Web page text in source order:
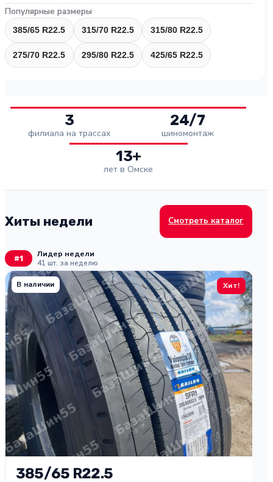
Популярные размеры
385/65 R22.5 315/70 R22.5 315/80 R22.5
275/70 R22.5 295/80 R22.5 425/65 R22.5
3
филиала на трассах
24/7
шиномонтаж
13+
лет в Омске
Хиты недели Смотреть каталог
#1 Лидер недели
41 шт. за неделю
В наличии Хит!
385/65 R22.5